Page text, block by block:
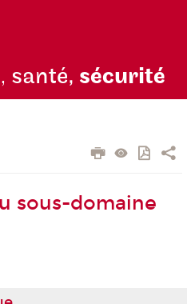
santé, sécurité
sous-domaine